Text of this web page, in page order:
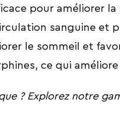
pour améliorer
sanguine et
le sommeil et
ce qui
? Explorez notre